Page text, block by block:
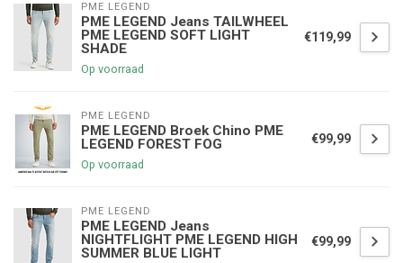
PME LEGEND
PME LEGEND Jeans TAILWHEEL
PME LEGEND SOFT LIGHT
SHADE
Op voorraad
€119,99
PME LEGEND
PME LEGEND Broek Chino PME
LEGEND FOREST FOG
Op voorraad
€99,99
PME LEGEND
PME LEGEND Jeans
NIGHTFLIGHT PME LEGEND HIGH
SUMMER BLUE LIGHT
€99,99